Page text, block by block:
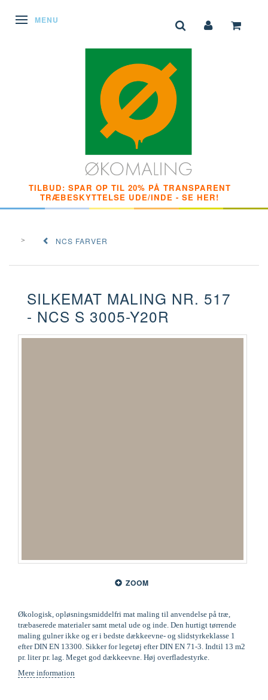
SKIFTE NAVIGATION
MENU
TILBUD: SPAR OP TIL 20% PÅ TRANSPARENT
TRÆBESKYTTELSE UDE/INDE - SE HER!
NCS FARVER
SILKEMAT MALING NR. 517
- NCS S 3005-Y20R
ZOOM
Økologisk, opløsningsmiddelfri mat maling til anvendelse på træ,
træbaserede materialer samt metal ude og inde. Den hurtigt tørrende
maling gulner ikke og er i bedste dækkeevne- og slidstyrkeklasse 1
efter DIN EN 13300. Sikker for legetøj efter DIN EN 71-3. Indtil 13 m2
pr. liter pr. lag. Meget god dækkeevne. Høj overfladestyrke.
Mere information